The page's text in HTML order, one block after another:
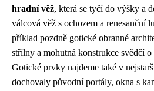
hradní věž, která se tyčí do výšky a
válcová věž s ochozem a renesanční
příklad pozdně gotické obranné
střílny a mohutná konstrukce svědčí
Gotické prvky najdeme také v
dochovaly původní portály, okna s